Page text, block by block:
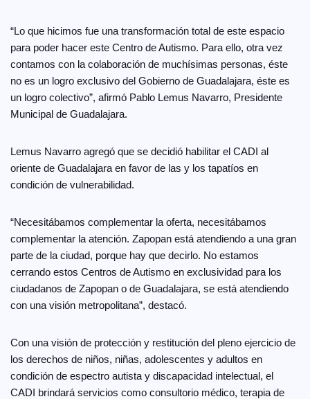
“Lo que hicimos fue una transformación total de este espacio
para poder hacer este Centro de Autismo. Para ello, otra vez
contamos con la colaboración de muchísimas personas, éste
no es un logro exclusivo del Gobierno de Guadalajara, éste es
un logro colectivo”, afirmó Pablo Lemus Navarro, Presidente
Municipal de Guadalajara.
Lemus Navarro agregó que se decidió habilitar el CADI al
oriente de Guadalajara en favor de las y los tapatíos en
condición de vulnerabilidad.
“Necesitábamos complementar la oferta, necesitábamos
complementar la atención. Zapopan está atendiendo a una gran
parte de la ciudad, porque hay que decirlo. No estamos
cerrando estos Centros de Autismo en exclusividad para los
ciudadanos de Zapopan o de Guadalajara, se está atendiendo
con una visión metropolitana”, destacó.
Con una visión de protección y restitución del pleno ejercicio de
los derechos de niños, niñas, adolescentes y adultos en
condición de espectro autista y discapacidad intelectual, el
CADI brindará servicios como consultorio médico, terapia de